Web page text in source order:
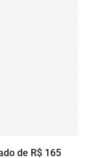
de R$ 165